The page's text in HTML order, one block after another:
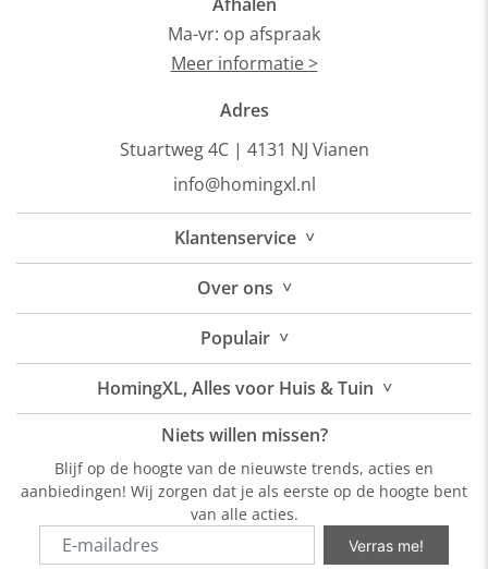
Ma-vr: op afspraak
Meer informatie >
Adres
Stuartweg 4C | 4131 NJ Vianen
info@homingxl.nl
Klantenservice ˅
Overons ˅
Populair ˅
HomingXL, Alles voor Huis & Tuin ˅
Niets willen missen?
Blijf op de hoogte van de nieuwste trends, acties en
aanbiedingen! Wij zorgen dat je als eerste op de hoogte bent
van alle acties.
Verras me!